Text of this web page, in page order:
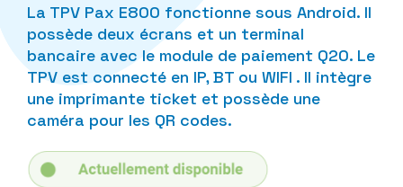
La TPV Pax E800 fonctionne sous Android. Il
possède deux écrans et un terminal
bancaire avec le module de paiement Q20. Le
TPV est connecté en IP, BT ou WIFI . Il intègre
une imprimante ticket et possède une
caméra pour les QR codes.